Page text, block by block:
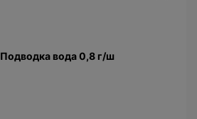
Подводка вода 0,8 г/ш